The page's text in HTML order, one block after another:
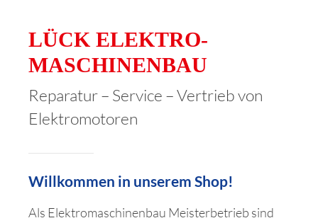
LÜCK ELEKTRO­
MASCHINENBAU
Reparatur – Service – Vertrieb von
Elektromotoren
Willkommen in unserem Shop!
Als Elektromaschinenbau Meister­betrieb sind